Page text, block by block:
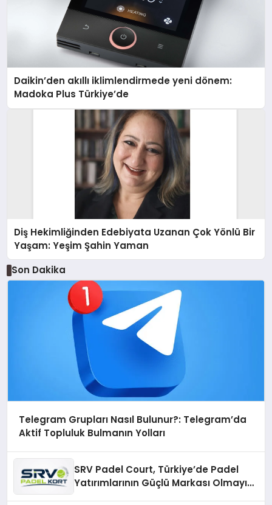
Daikin’den akıllı iklimlendirmede yeni dönem:
Madoka Plus Türkiye’de
Diş Hekimliğinden Edebiyata Uzanan Çok Yönlü Bir
Yaşam: Yeşim Şahin Yaman
Son Dakika
Telegram Grupları Nasıl Bulunur?: Telegram’da
Aktif Topluluk Bulmanın Yolları
SRV Padel Court, Türkiye’de Padel
Yatırımlarının Güçlü Markası Olmayı